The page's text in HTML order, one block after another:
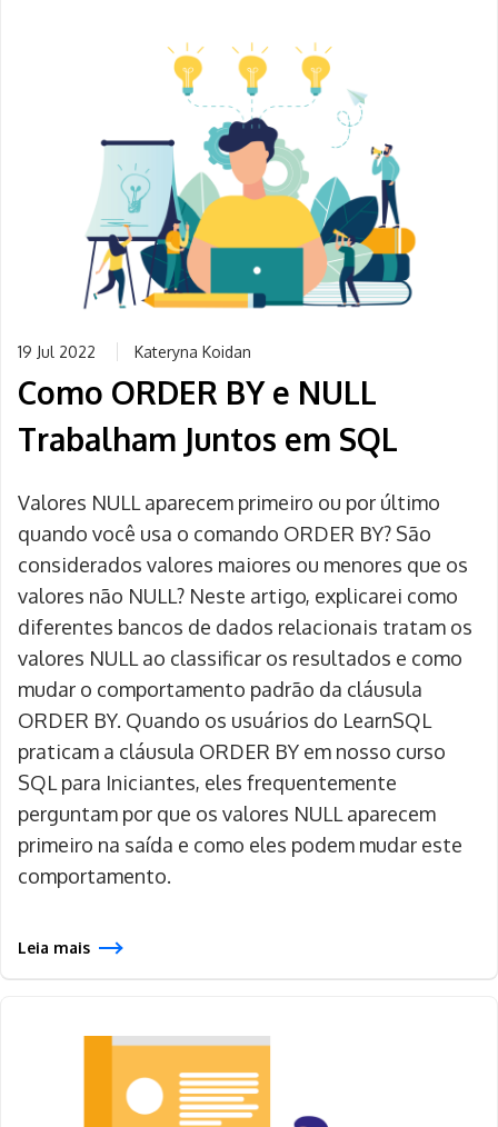
19 Jul 2022 Kateryna Koidan
Como ORDER BY e NULL
Trabalham Juntos em SQL
Valores NULL aparecem primeiro ou por último
quando você usa o comando ORDER BY? São
considerados valores maiores ou menores que os
valores não NULL? Neste artigo, explicarei como
diferentes bancos de dados relacionais tratam os
valores NULL ao classificar os resultados e como
mudar o comportamento padrão da cláusula
ORDER BY. Quando os usuários do LearnSQL
praticam a cláusula ORDER BY em nosso curso
SQL para Iniciantes, eles frequentemente
perguntam por que os valores NULL aparecem
primeiro na saída e como eles podem mudar este
comportamento.
Leia mais